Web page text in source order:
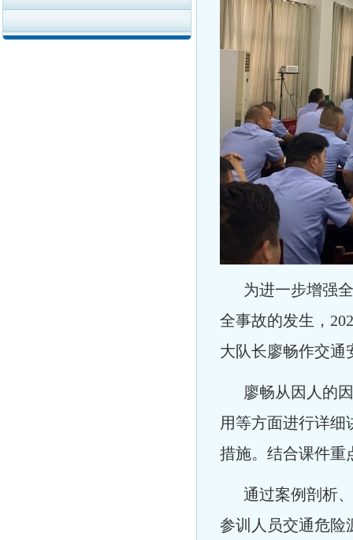
为进一步增强全
全事故的发生，
大队长廖畅作交通
廖畅从因人的因
用等方面进行详细
措施。结合课件重
通过案例剖析、
参训人员交通危险